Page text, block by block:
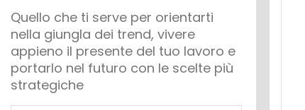
Quello che ti serve per orientarti
nella giungla dei trend, vivere
appieno il presente del tuo lavoro e
portarlo nel futuro con le scelte più
strategiche